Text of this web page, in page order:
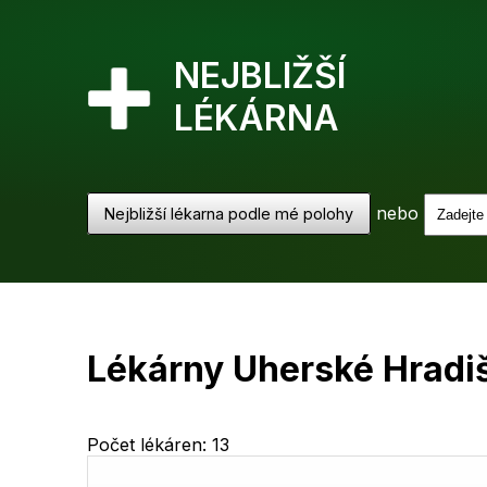
NEJBLIŽŠÍ
LÉKÁRNA
Nejbližší lékarna podle mé polohy nebo
Lékárny Uherské
Počet lékáren: 13